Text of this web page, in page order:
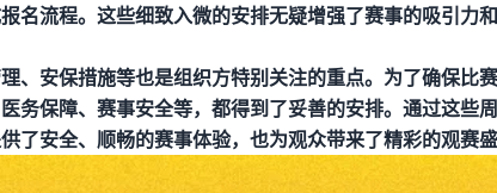
名流程。这些细致入微的安排无疑增强了赛事的吸引力
、安保措施等也是组织方特别关注的重点。为了确保比
务保障、赛事安全等，都得到了妥善的安排。通过这些
了安全、顺畅的赛事体验，也为观众带来了精彩的观赛盛